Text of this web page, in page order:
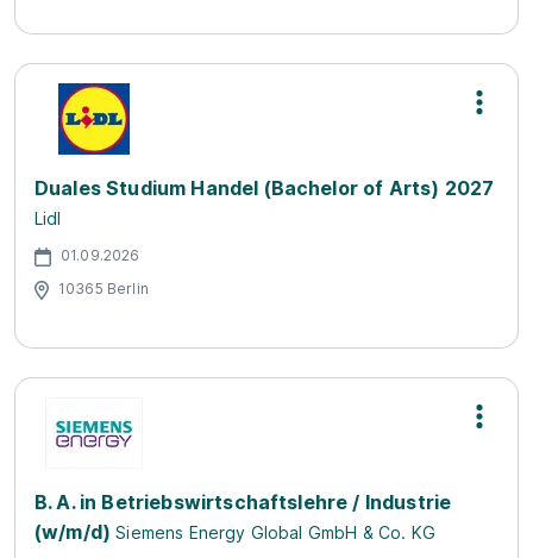
Duales Studium Handel (Bachelor of Arts) 2027
Lidl
01.09.2026
10365 Berlin
B. A. in Betriebswirtschaftslehre / Industrie
(w/m/d) Siemens Energy Global GmbH & Co. KG